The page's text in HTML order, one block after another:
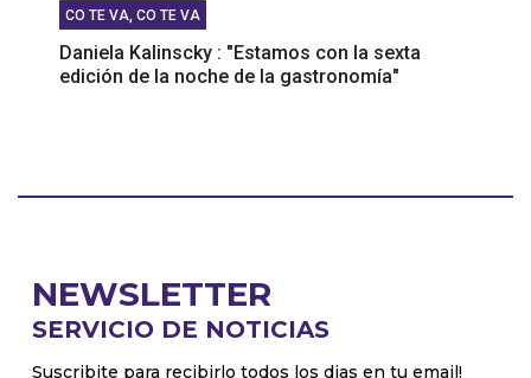
CO TE VA, CO TE VA
Daniela Kalinscky : "Estamos con la sexta
edición de la noche de la gastronomía"
NEWSLETTER
SERVICIO DE NOTICIAS
Suscribite para recibirlo todos los dias en tu email!